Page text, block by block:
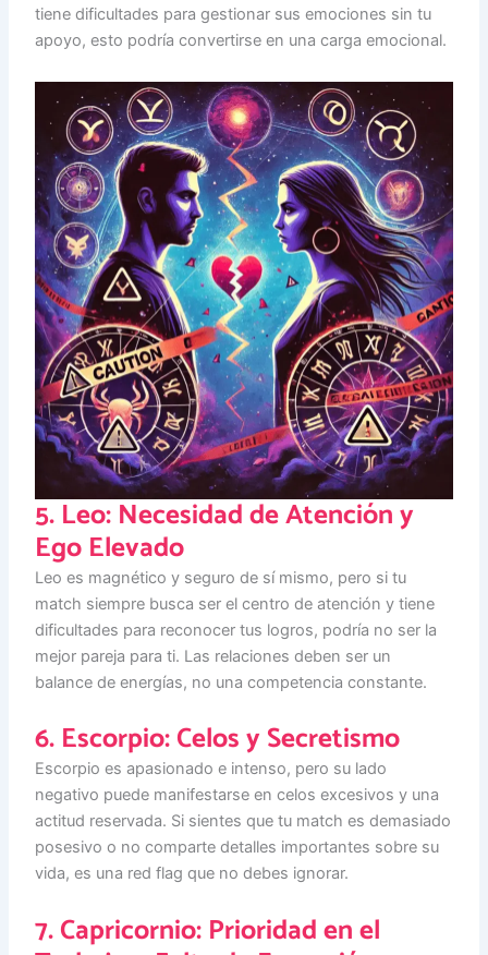
tiene dificultades para gestionar sus emociones sin tu
apoyo, esto podría convertirse en una carga emocional.
5. Leo: Necesidad de Atención y
Ego Elevado
Leo es magnético y seguro de sí mismo, pero si tu
match siempre busca ser el centro de atención y tiene
dificultades para reconocer tus logros, podría no ser la
mejor pareja para ti. Las relaciones deben ser un
balance de energías, no una competencia constante.
6. Escorpio: Celos y Secretismo
Escorpio es apasionado e intenso, pero su lado
negativo puede manifestarse en celos excesivos y una
actitud reservada. Si sientes que tu match es demasiado
posesivo o no comparte detalles importantes sobre su
vida, es una red flag que no debes ignorar.
7. Capricornio: Prioridad en el